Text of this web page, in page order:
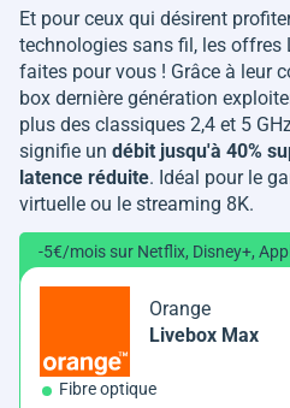
Et pour ceux qui désirent
technologies sans fil, les offres
faites pour vous ! Grâce à leur
box dernière génération
plus des classiques 2,4 et 5
signifie un débit jusqu'à 40%
latence réduite. Idéal pour le
virtuelle ou le streaming 8K.
-5€/mois sur Netflix, Disney+,
Orange
Livebox Max
Fibre optique